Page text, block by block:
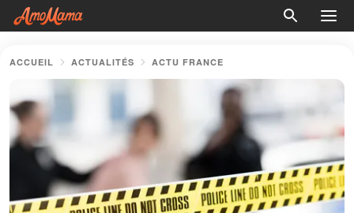
ACCUEIL ACTUALITÉS ACTU FRANCE